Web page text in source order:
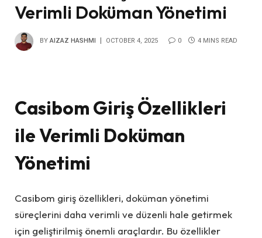
Verimli Doküman Yönetimi
BY AIZAZ HASHMI OCTOBER 4, 2025 0 4 MINS READ
Casibom Giriş Özellikleri
ile Verimli Doküman
Yönetimi
Casibom giriş özellikleri, doküman yönetimi
süreçlerini daha verimli ve düzenli hale getirmek
için geliştirilmiş önemli araçlardır. Bu özellikler